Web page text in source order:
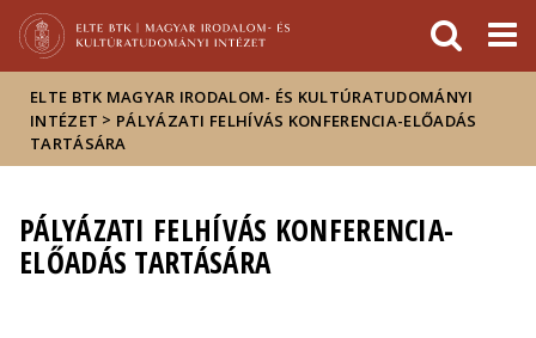
Hírek
Események
ELTE a
sajtóban
ELTE BTK MAGYAR IRODALOM- ÉS KULTÚRATUDOMÁNYI
INTÉZET > PÁLYÁZATI FELHÍVÁS KONFERENCIA-ELŐADÁS
TARTÁSÁRA
PÁLYÁZATI FELHÍVÁS KONFERENCIA-
ELŐADÁS TARTÁSÁRA